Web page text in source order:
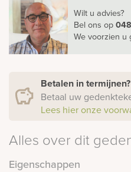
Wilt u advies?
Bel ons op
We voorzien u
Betalen in termijnen?
Betaal uw
Lees hier onze
Alles over dit
Eigenschappen